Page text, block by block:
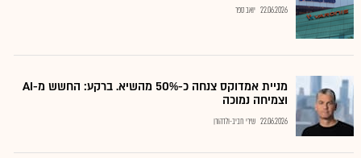
22.06.2026 יואב ספר
מניית אמדוקס צנחה כ-50% מהשיא. ברקע: החשש מ-AI
וצמיחה נמוכה
22.06.2026 שירי חביב-ולדהורן